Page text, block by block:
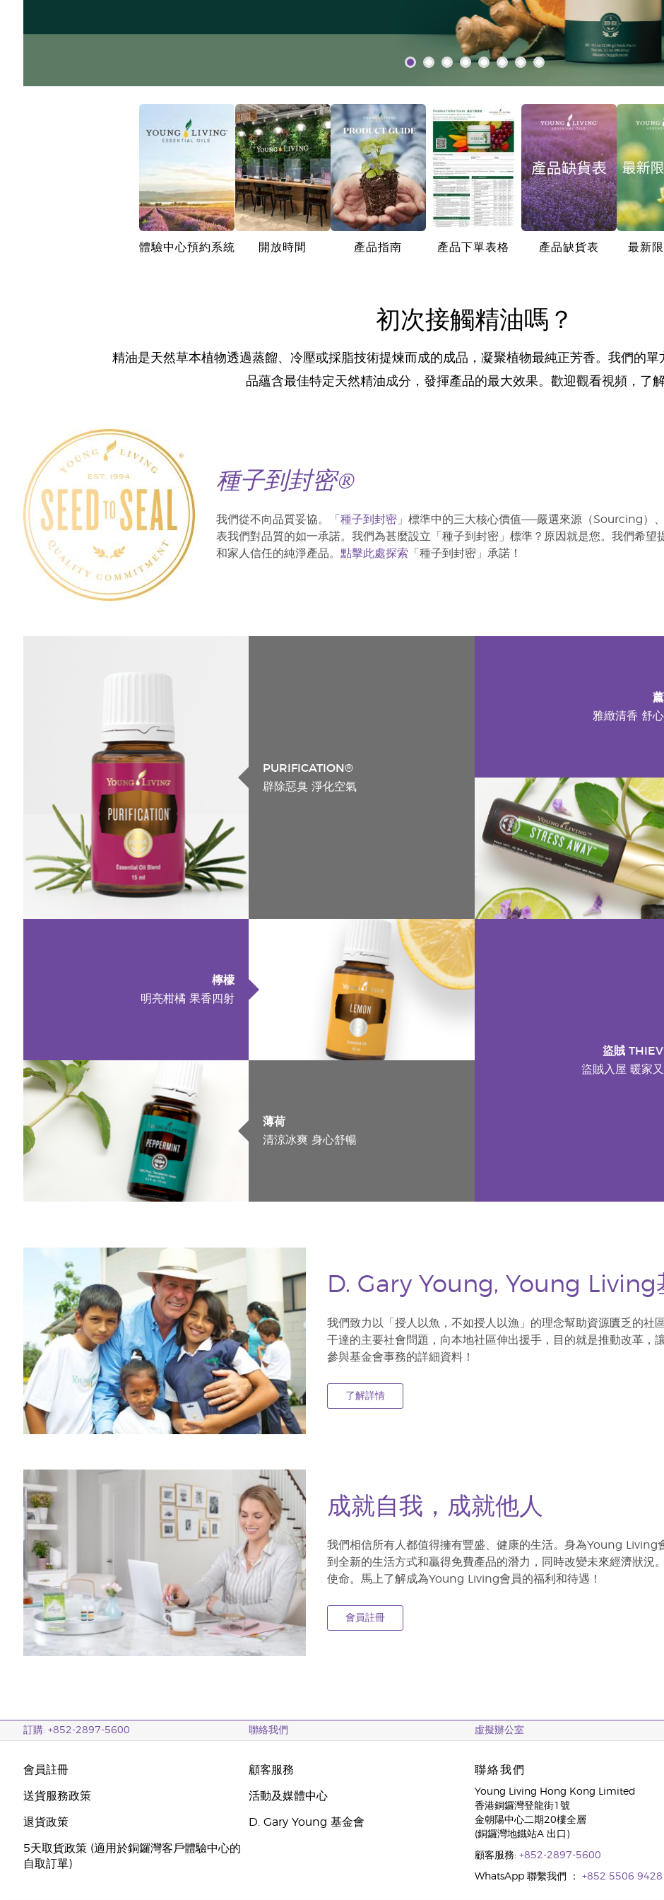
體驗中心預約系統 開放時間 產品指南 產品下單表格 產品缺貨表 最新
初次接觸精油嗎？
精油是天然草本植物透過蒸餾、冷壓或採脂技術提煉而成的成品，凝聚植物最純正芳香。我們的
品蘊含最佳特定天然精油成分，發揮產品的最大效果。歡迎觀看視頻，了解
種子到封密®
我們從不向品質妥協。 「種子到封密」 標準中的三大核心價值——嚴選來源（Sourcing）
表我們對品質的如一承諾。我們為甚麼設立「種子到封密」標準？原因就是您。我們希
和家人信任的純淨產品。 點擊此處探索 「種子到封密」承諾！
PURIFICATION®
辟除惡臭 淨化空氣
雅緻清香 舒
檸檬
明亮柑橘 果香四射
薄荷
清涼冰爽 身心舒暢
盜賊
盜賊入屋 暖家
D. Gary Young, Young Living
我們致力以「授人以魚，不如授人以漁」的理念幫助資源匱乏的社
干達的主要社會問題，向本地社區伸出援手，目的就是推動改革，
參與基金會事務的詳細資料！
了解詳情
成就自我，成就他人
我們相信所有人都值得擁有豐盛、健康的生活。身為Young Living
到全新的生活方式和贏得免費產品的潛力，同時改變未來經濟狀況
使命。馬上了解成為Young Living會員的福利和待遇！
會員註冊
訂購: +852-2897-5600 聯絡我們 虛擬辦公室
會員註冊
送貨服務政策
退貨政策
5天取貨政策 (適用於銅鑼灣客戶體驗中心的
自取訂單)
顧客服務
活動及媒體中心
D. Gary Young 基金會
聯絡我們
Young Living Hong Kong Limited
香港銅鑼灣登龍街1號
金朝陽中心二期20樓全層
(銅鑼灣地鐵站A 出口)
顧客服務: +852-2897-5600
WhatsApp 聯繫我們 ： +852 5506 9428